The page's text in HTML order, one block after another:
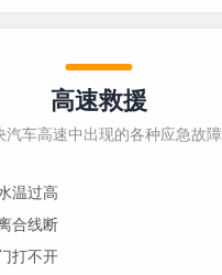
高速救援
汽车高速中出现的各种应急故障
温过高
合线断
打不开